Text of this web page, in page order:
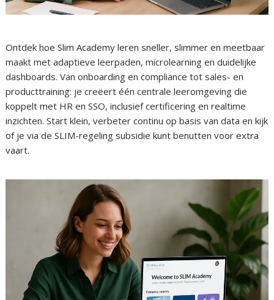
Ontdek hoe Slim Academy leren sneller, slimmer en meetbaar
maakt met adaptieve leerpaden, microlearning en duidelijke
dashboards. Van onboarding en compliance tot sales- en
producttraining: je creëert één centrale leeromgeving die
koppelt met HR en SSO, inclusief certificering en realtime
inzichten. Start klein, verbeter continu op basis van data en kijk
of je via de SLIM-regeling subsidie kunt benutten voor extra
vaart.